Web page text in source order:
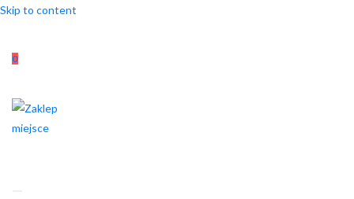
Skip to content
0